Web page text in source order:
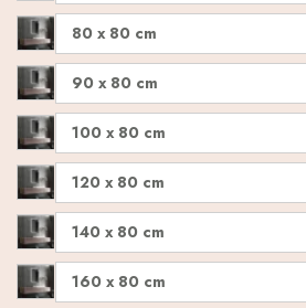
80 x 80 cm
90 x 80 cm
100 x 80 cm
120 x 80 cm
140 x 80 cm
160 x 80 cm